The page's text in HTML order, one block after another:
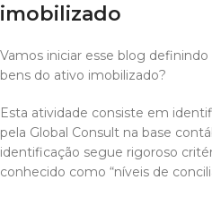
imobilizado
Vamos iniciar esse blog
bens do ativo imobilizado?
Esta atividade consiste em
pela Global Consult na base
identificação segue rigoroso
conhecido como “níveis de